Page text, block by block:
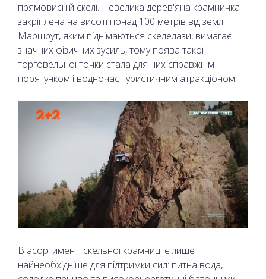
прямовисній скелі. Невелика дерев'яна крамничка
закріплена на висоті понад 100 метрів від землі.
Маршрут, яким піднімаються скелелази, вимагає
значних фізичних зусиль, тому поява такої
торговельної точки стала для них справжнім
порятунком і водночас туристичним атракціоном.
В асортименті скельної крамниці є лише
найнеобхідніше для підтримки сил: питна вода,